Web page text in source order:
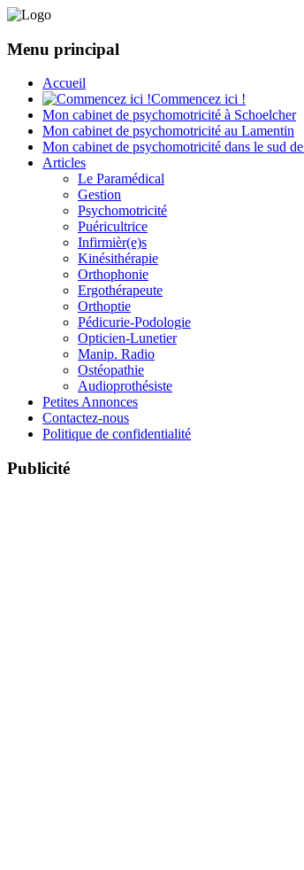
Menu principal
Accueil
Commencez ici !
Mon cabinet de psychomotricité à Schoelcher
Mon cabinet de psychomotricité au Lamentin
Mon cabinet de psychomotricité dans le sud
Articles
Le Paramédical
Gestion
Psychomotricité
Puéricultrice
Infirmièr(e)s
Kinésithérapie
Orthophonie
Ergothérapeute
Orthoptie
Pédicurie-Podologie
Opticien-Lunetier
Manip. Radio
Ostéopathie
Audioprothésiste
Petites Annonces
Contactez-nous
Politique de confidentialité
Publicité